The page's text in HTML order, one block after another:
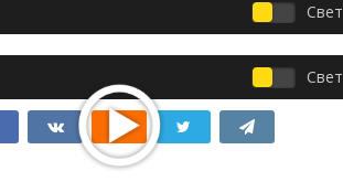
Свет
Свет